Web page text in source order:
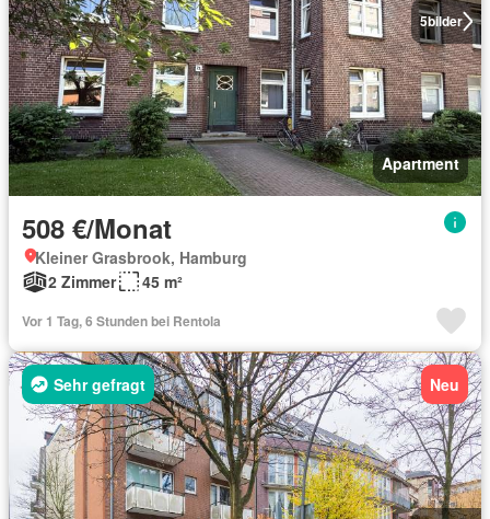
5bilder
Apartment
508 €/Monat
Kleiner Grasbrook, Hamburg
2 Zimmer
45 m²
Vor 1 Tag, 6 Stunden bei Rentola
Sehr gefragt Neu